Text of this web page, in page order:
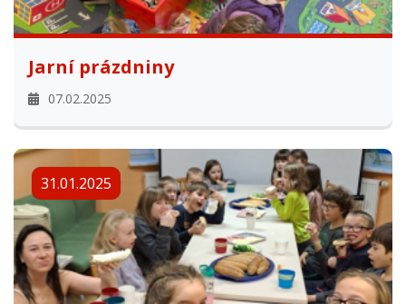
Jarní prázdniny
07.02.2025
31.01.2025